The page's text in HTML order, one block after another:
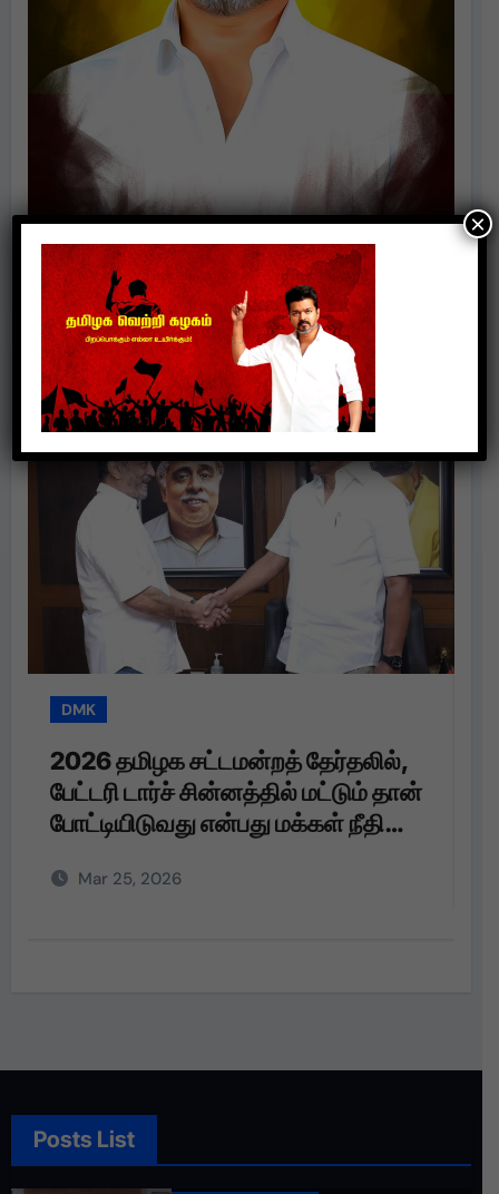
Politics
DMK
2026 தமிழக சட்டமன்றத் தேர்தலில்,
பேட்டரி டார்ச் சின்னத்தில் மட்டும் தான்
போட்டியிடுவது என்பது மக்கள் நீதி
என்பது எங்களுக்கு வெறும்
Mar 25, 2026
Posts List
×